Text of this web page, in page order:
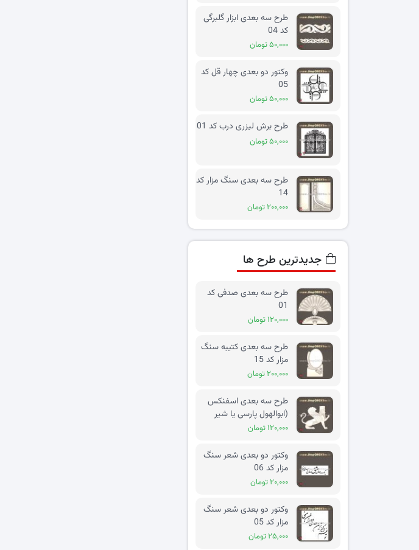
طرح سه بعدی ابزار گلبرگی
کد 04
۵۰,۰۰۰ تومان
وکتور دو بعدی چهار قل کد
05
۵۰,۰۰۰ تومان
طرح برش لیزری درب کد 01
۵۰,۰۰۰ تومان
طرح سه بعدی سنگ مزار کد
14
۲۰۰,۰۰۰ تومان
جدیدترین طرح ها
طرح سه بعدی صدفی کد
01
۱۲۰,۰۰۰ تومان
طرح سه بعدی کتیبه سنگ
مزار کد 15
۲۰۰,۰۰۰ تومان
طرح سه بعدی اسفنکس
(ابوالهول پارسی یا شیر
بالدار) کد 02
۱۲۰,۰۰۰ تومان
وکتور دو بعدی شعر سنگ
مزار کد 06
۲۰,۰۰۰ تومان
وکتور دو بعدی شعر سنگ
مزار کد 05
۲۵,۰۰۰ تومان